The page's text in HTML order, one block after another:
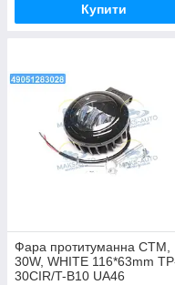
Купити
Фара протитуманна СТМ,
30W, WHITE 116*63mm
30CIR/T-B10 UA46